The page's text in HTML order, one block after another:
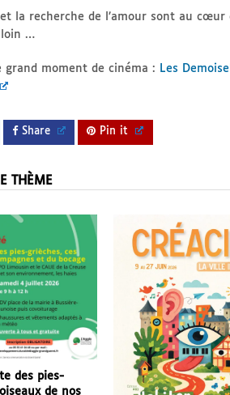
la recherche de l’amour sont au cœur
loin …
grand moment de cinéma :
Les
Share Pin it
THÈME
des pies-
de nos